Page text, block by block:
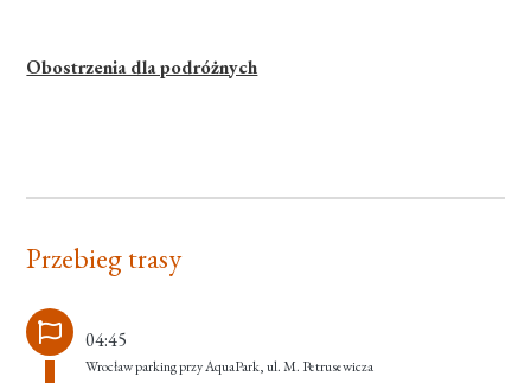
Obostrzenia dla podróżnych
Przebieg trasy
04:45
Wrocław parking przy AquaPark, ul. M. Petrusewicza